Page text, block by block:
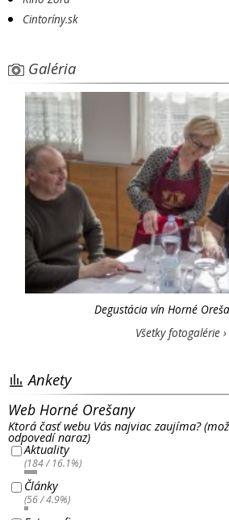
Cintoríny.sk
Galéria
Degustácia vín Horné
Všetky fotogalérie ›
Ankety
Web Horné Orešany
Ktorá časť webu Vás najviac zaujíma?
odpovedí naraz)
Aktuality
(184 / 16.1%)
Články
(56 / 4.9%)